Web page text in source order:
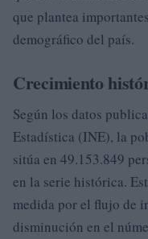
que plantea
demográfico del país.
Crecimiento
Según los datos
Estadística (INE), la
sitúa en 49.153.849
en la serie histórica.
medida por el flujo de
disminución en el